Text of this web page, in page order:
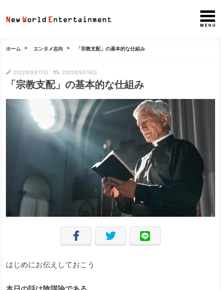
ホーム エンタメ志向 「宗教支配」の基本的な仕組み
2022年9月17日 2022年9月18日
「宗教支配」の基本的な仕組み
はじめにお伝えしておこう